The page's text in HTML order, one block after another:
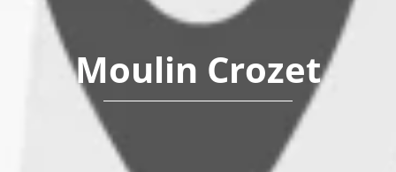
Moulin Crozet